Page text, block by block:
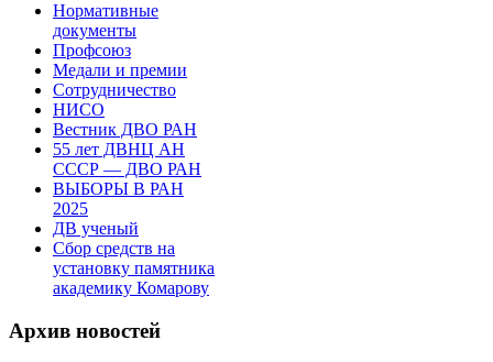
Нормативные
документы
Профсоюз
Медали и премии
Сотрудничество
НИСО
Вестник ДВО РАН
55 лет ДВНЦ АН
СССР — ДВО РАН
ВЫБОРЫ В РАН
2025
ДВ ученый
Сбор средств на
установку памятника
академику Комарову
Архив новостей